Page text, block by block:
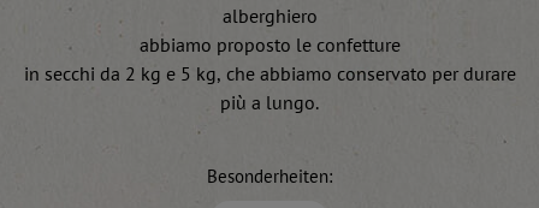
alberghiero
abbiamo proposto le confetture
in secchi da 2 kg e 5 kg, che abbiamo conservato per durare
più a lungo.
Besonderheiten: